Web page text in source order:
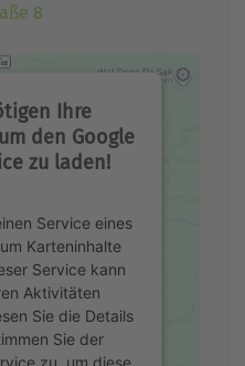
8
Ihre
den Google
zu laden!
Service eines
Karteninhalte
Service kann
Aktivitäten
Sie die Details
Sie der
zu, um diese